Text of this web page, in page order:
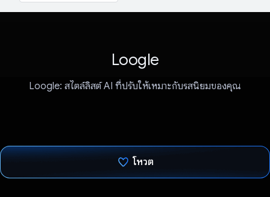
Loogle
Loogle: สไตล์ลิสต์ AI ที่ปรับให้เหมาะกับรสนิยมของคุณ
โหวต